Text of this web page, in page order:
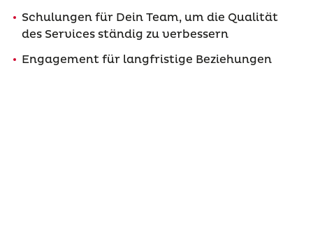
Schulungen für Dein Team, um die Qualität
des Services ständig zu verbessern
Engagement für langfristige Beziehungen